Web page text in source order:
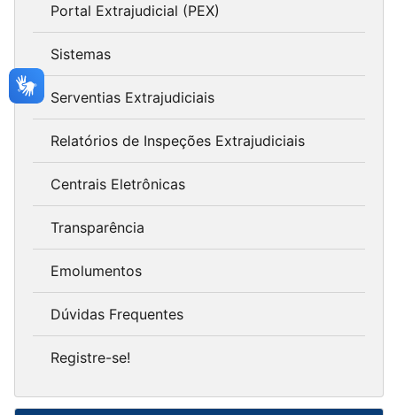
Portal Extrajudicial (PEX)
Sistemas
Serventias Extrajudiciais
Relatórios de Inspeções Extrajudiciais
Centrais Eletrônicas
Transparência
Emolumentos
Dúvidas Frequentes
Registre-se!